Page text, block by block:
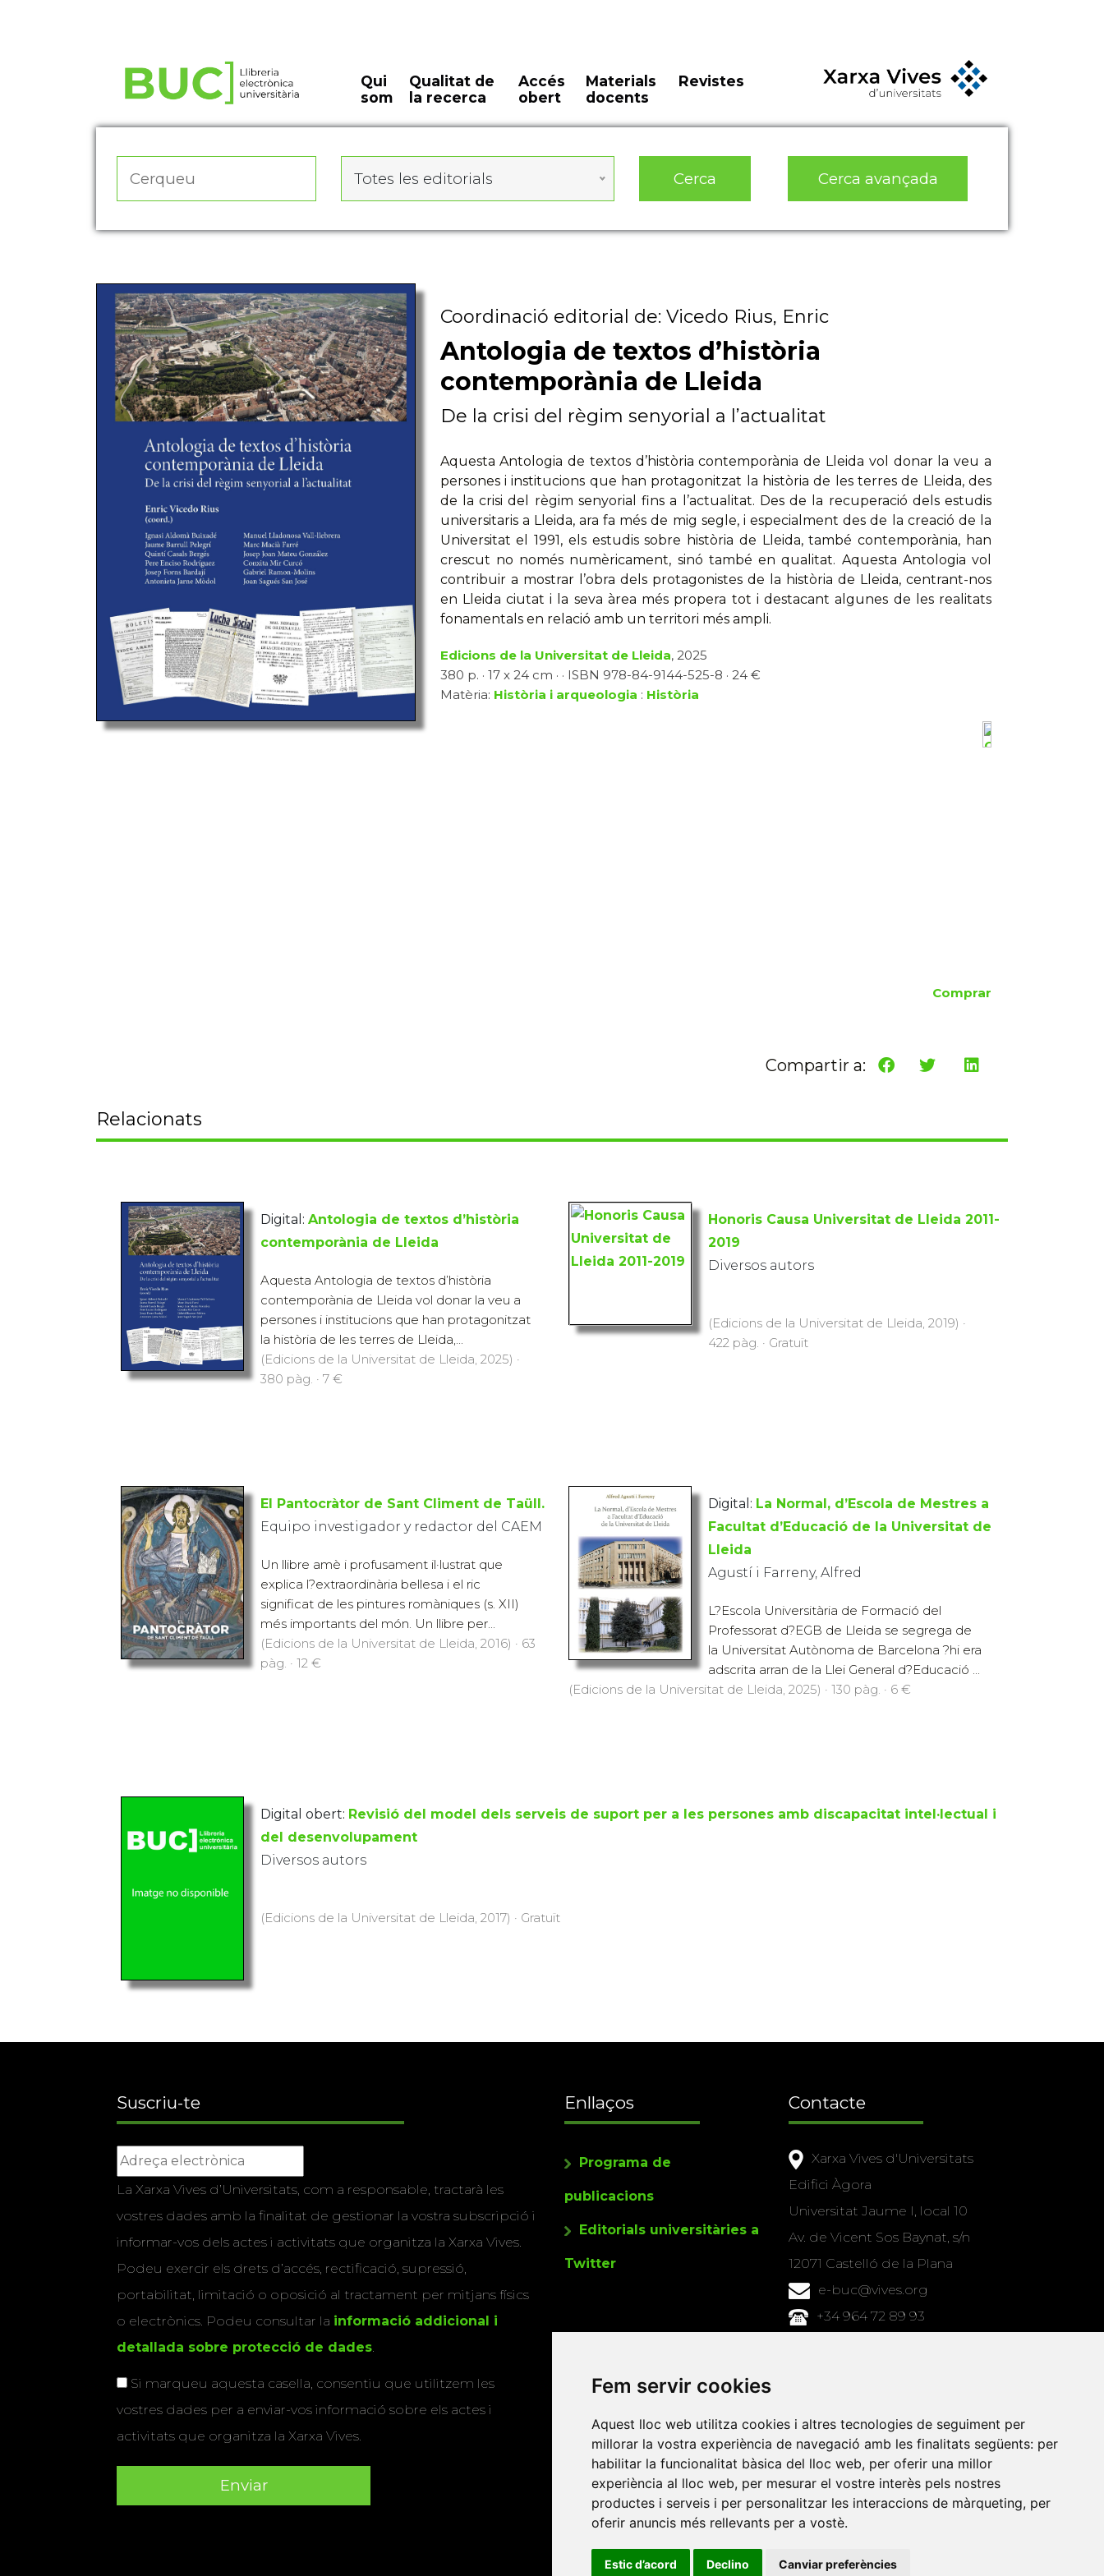
Fem servir cookies
Aquest lloc web utilitza cookies i altres tecnologies de seguiment per
millorar la vostra experiència de navegació amb les finalitats següents: per
habilitar la funcionalitat bàsica del lloc web, per oferir una millor
experiència al lloc web, per mesurar el vostre interès pels nostres
productes i serveis i per personalitzar les interaccions de màrqueting, per
oferir anuncis més rellevants per a vostè.
Estic d’acord Declino Canviar preferències
Qui
som
Qualitat de
la recerca
Accés
obert
Materials
docents
Revistes
Totes les editorials Cerca Cerca avançada
Coordinació editorial de: Vicedo Rius, Enric
Antologia de textos d’història
contemporània de Lleida
De la crisi del règim senyorial a l’actualitat
Aquesta Antologia de textos d’història contemporània de Lleida vol donar la veu a
persones i institucions que han protagonitzat la història de les terres de Lleida, des
de la crisi del règim senyorial fins a l’actualitat. Des de la recuperació dels estudis
universitaris a Lleida, ara fa més de mig segle, i especialment des de la creació de la
Universitat el 1991, els estudis sobre història de Lleida, també contemporània, han
crescut no només numèricament, sinó també en qualitat. Aquesta Antologia vol
contribuir a mostrar l’obra dels protagonistes de la història de Lleida, centrant-nos
en Lleida ciutat i la seva àrea més propera tot i destacant algunes de les realitats
fonamentals en relació amb un territori més ampli.
Edicions de la Universitat de Lleida, 2025
380 p. · 17 x 24 cm · · ISBN 978-84-9144-525-8 · 24 €
Matèria: Història i arqueologia : Història
Comprar
Compartir a:
Relacionats
Digital: Antologia de textos d’història
contemporània de Lleida
Aquesta Antologia de textos d’història
contemporània de Lleida vol donar la veu a
persones i institucions que han protagonitzat
la història de les terres de Lleida,...
(Edicions de la Universitat de Lleida, 2025) ·
380 pàg. · 7 €
Honoris Causa Universitat de Lleida 2011-
2019
Diversos autors
(Edicions de la Universitat de Lleida, 2019) ·
422 pàg. · Gratuït
El Pantocràtor de Sant Climent de Taüll.
Equipo investigador y redactor del CAEM
Un llibre amè i profusament il·lustrat que
explica l?extraordinària bellesa i el ric
significat de les pintures romàniques (s. XII)
més importants del món. Un llibre per...
(Edicions de la Universitat de Lleida, 2016) · 63
pàg. · 12 €
Digital: La Normal, d’Escola de Mestres a
Facultat d’Educació de la Universitat de
Lleida
Agustí i Farreny, Alfred
L?Escola Universitària de Formació del
Professorat d?EGB de Lleida se segrega de
la Universitat Autònoma de Barcelona ?hi era
adscrita arran de la Llei General d?Educació ...
(Edicions de la Universitat de Lleida, 2025) · 130 pàg. · 6 €
Digital obert: Revisió del model dels serveis de suport per a les persones amb discapacitat intel·lectual i
del desenvolupament
Diversos autors
(Edicions de la Universitat de Lleida, 2017) · Gratuït
Suscriu-te
La Xarxa Vives d’Universitats, com a responsable, tractarà les
vostres dades amb la finalitat de gestionar la vostra subscripció i
informar-vos dels actes i activitats que organitza la Xarxa Vives.
Podeu exercir els drets d’accés, rectificació, supressió,
portabilitat, limitació o oposició al tractament per mitjans físics
o electrònics. Podeu consultar la informació addicional i
detallada sobre protecció de dades.
Si marqueu aquesta casella, consentiu que utilitzem les
vostres dades per a enviar-vos informació sobre els actes i
activitats que organitza la Xarxa Vives.
Enllaços
Programa de
publicacions
Editorials universitàries a
Twitter
Contacte
Xarxa Vives d'Universitats
Edifici Àgora
Universitat Jaume I, local 10
Av. de Vicent Sos Baynat, s/n
12071 Castelló de la Plana
e-buc@vives.org
+34 964 72 89 93